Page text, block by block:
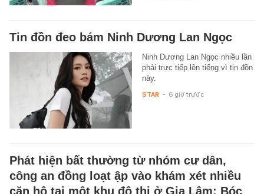
Tin đồn đeo bám Ninh Dương Lan Ngọc
Ninh Dương Lan Ngọc nhiều lần
phải trực tiếp lên tiếng vì tin đồn
này.
STAR - 6 giờ trước
Phát hiện bất thường từ nhóm cư dân,
công an đồng loạt ập vào khám xét nhiều
căn hộ tại một khu đô thị ở Gia Lâm: Bóc